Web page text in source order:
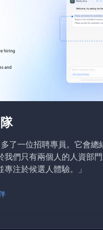
了一位招聘專員。它會總
我們只有兩個人的人資部
注於候選人體驗。」